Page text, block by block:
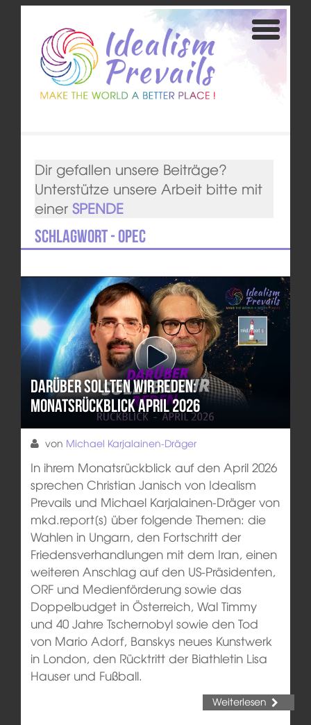
Dir gefallen unsere Beiträge?
Unterstütze unsere Arbeit bitte mit
einer SPENDE
Schlagwort - OPEC
Darüber sollten wir reden:
Monatsrückblick April 2026
von Michael Karjalainen-Dräger
In ihrem Monatsrückblick auf den April 2026
sprechen Christian Janisch von Idealism
Prevails und Michael Karjalainen-Dräger von
mkd.report[s] über folgende Themen: die
Wahlen in Ungarn, den Fortschritt der
Friedensverhandlungen mit dem Iran, einen
weiteren Anschlag auf den US-Präsidenten,
ORF und Medienförderung sowie das
Doppelbudget in Österreich, Wal Timmy
und 40 Jahre Tschernobyl sowie den Tod
von Mario Adorf, Banskys neues Kunstwerk
in London, den Rücktritt der Biathletin Lisa
Hauser und Fußball.
Weiterlesen